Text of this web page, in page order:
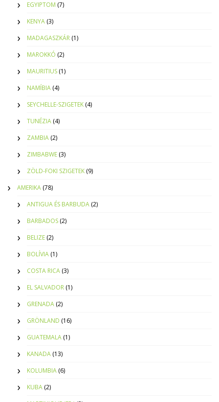
EGYIPTOM (7)
KENYA (3)
MADAGASZKÁR (1)
MAROKKÓ (2)
MAURITIUS (1)
NAMÍBIA (4)
SEYCHELLE-SZIGETEK (4)
TUNÉZIA (4)
ZAMBIA (2)
ZIMBABWE (3)
ZÖLD-FOKI SZIGETEK (9)
AMERIKA (78)
ANTIGUA ÉS BARBUDA (2)
BARBADOS (2)
BELIZE (2)
BOLÍVIA (1)
COSTA RICA (3)
EL SALVADOR (1)
GRENADA (2)
GRÖNLAND (16)
GUATEMALA (1)
KANADA (13)
KOLUMBIA (6)
KUBA (2)